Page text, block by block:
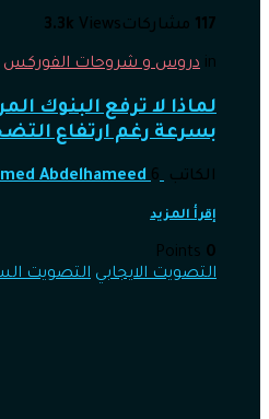
117 مشاركات 3.3k Views
in دروس و شروحات الفوركس
لماذا لا ترفع البنوك
بسرعة رغم ارتفاع
الكاتب Abdelhameed 6 يوليو، 2026, 12:32 م
إقرأ المزيد
0
التصويت الايجابي التصويت